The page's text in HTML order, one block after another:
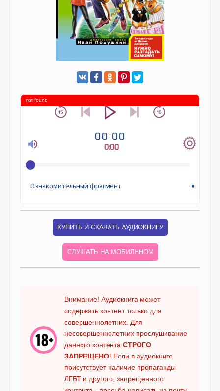
00:00
0:00
Ознакомительный фрагмент
not found
КУПИТЬ И СКАЧАТЬ АУДИОКНИГУ
СЛУШАТЬ НА МОБИЛЬНОМ
Внимание! Аудиокнига может
содержать контент только для
совершеннолетних. Для
несовершеннолетних прослушивание
данного контента СТРОГО
ЗАПРЕЩЕНО! Если в аудиокниге
присутствует наличие пропаганды
ЛГБТ и другого, запрещенного